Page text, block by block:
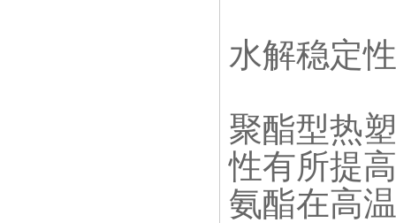
水解稳定
聚酯型热
性有所提
氨酯在高